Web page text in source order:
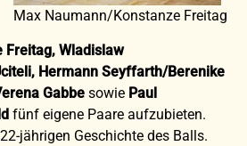
Max Naumann/Konstanze Freitag
Freitag, Wladislaw
Hermann Seyffarth/Berenike
Gabbesowie Paul
fünf eigene Paare aufzubieten.
jährigen Geschichte des Balls.